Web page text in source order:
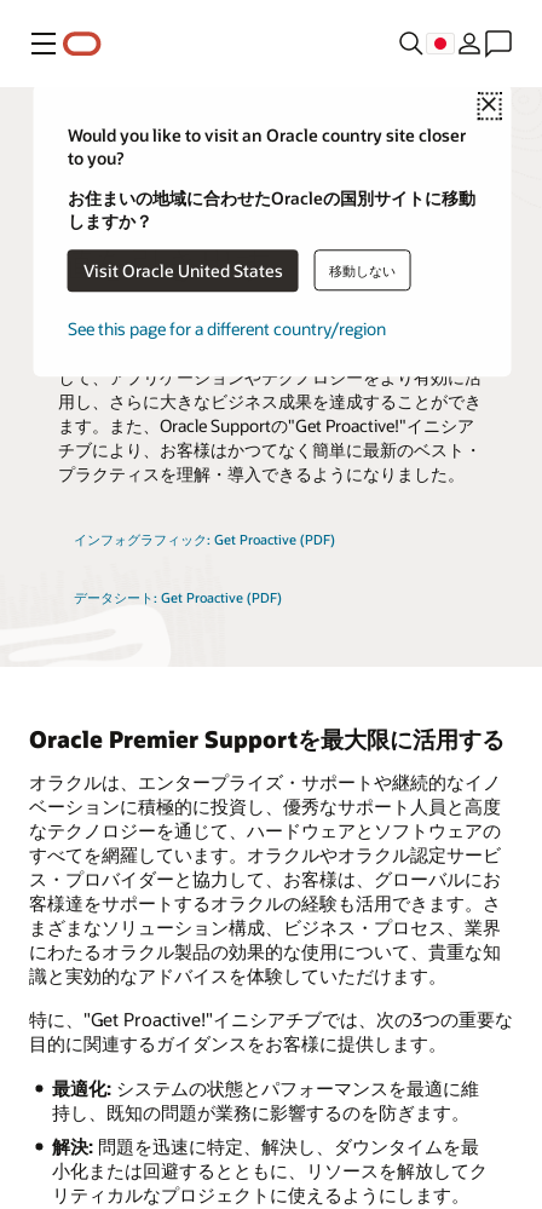
メニュー
Close
Would you like to visit an Oracle country site closer
to you?
お住まいの地域に合わせたOracleの国別サイトに移動
しますか？
Visit Oracle United States 移動しない
See this page for a different country/region
オラクルへの投資からプ
ロアクティブに最大の価
値を引き出す
Oracle Premier Supportをご利用のお客様は、各種のパ
して、アプリケーションやテクノロジーをより有効に活
用し、さらに大きなビジネス成果を達成することができ
ます。また、Oracle Supportの"Get Proactive!"イニシア
チブにより、お客様はかつてなく簡単に最新のベスト・
プラクティスを理解・導入できるようになりました。
インフォグラフィック: Get Proactive (PDF)
データシート: Get Proactive (PDF)
Oracle Premier Supportを最大限に活用する
オラクルは、エンタープライズ・サポートや継続的なイノ
ベーションに積極的に投資し、優秀なサポート人員と高度
なテクノロジーを通じて、ハードウェアとソフトウェアの
すべてを網羅しています。オラクルやオラクル認定サービ
ス・プロバイダーと協力して、お客様は、グローバルにお
客様達をサポートするオラクルの経験も活用できます。さ
まざまなソリューション構成、ビジネス・プロセス、業界
にわたるオラクル製品の効果的な使用について、貴重な知
識と実効的なアドバイスを体験していただけます。
特に、"Get Proactive!"イニシアチブでは、次の3つの重要な
目的に関連するガイダンスをお客様に提供します。
最適化:システムの状態とパフォーマンスを最適に維
持し、既知の問題が業務に影響するのを防ぎます。
解決:問題を迅速に特定、解決し、ダウンタイムを最
小化または回避するとともに、リソースを解放してク
リティカルなプロジェクトに使えるようにします。